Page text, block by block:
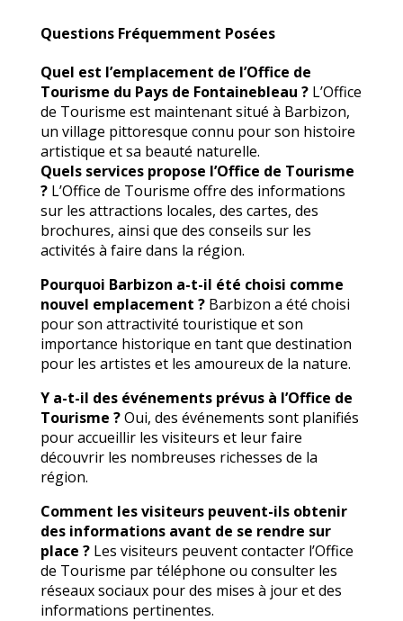
Questions Fréquemment Posées
Quel est l’emplacement de l’Office de
Tourisme du Pays de Fontainebleau ?L’Office
de Tourisme est maintenant situé à Barbizon,
un village pittoresque connu pour son histoire
artistique et sa beauté naturelle.
Quels services propose l’Office de Tourisme
?L’Office de Tourisme offre des informations
sur les attractions locales, des cartes, des
brochures, ainsi que des conseils sur les
activités à faire dans la région.
Pourquoi Barbizon a-t-il été choisi comme
nouvel emplacement ?Barbizon a été choisi
pour son attractivité touristique et son
importance historique en tant que destination
pour les artistes et les amoureux de la nature.
Y a-t-il des événements prévus à l’Office de
Tourisme ?Oui, des événements sont planifiés
pour accueillir les visiteurs et leur faire
découvrir les nombreuses richesses de la
région.
Comment les visiteurs peuvent-ils obtenir
des informations avant de se rendre sur
place ?Les visiteurs peuvent contacter l’Office
de Tourisme par téléphone ou consulter les
réseaux sociaux pour des mises à jour et des
informations pertinentes.